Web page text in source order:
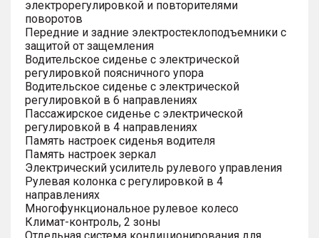
электрорегулировкой и повторителями
поворотов
Передние и задние электростеклоподъемники с
защитой от защемления
Водительское сиденье с электрической
регулировкой поясничного упора
Водительское сиденье с электрической
регулировкой в 6 направлениях
Пассажирское сиденье с электрической
регулировкой в 4 направлениях
Память настроек сиденья водителя
Память настроек зеркал
Электрический усилитель рулевого управления
Рулевая колонка с регулировкой в 4
направлениях
Многофункциональное рулевое колесо
Климат-контроль, 2 зоны
Отдельная система кондиционирования для